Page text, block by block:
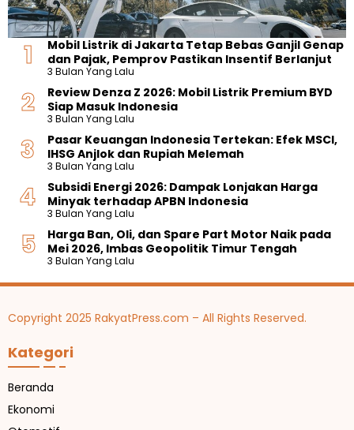
Mobil Listrik di Jakarta Tetap Bebas Ganjil Genap
dan Pajak, Pemprov Pastikan Insentif Berlanjut
3 Bulan Yang Lalu
Review Denza Z 2026: Mobil Listrik Premium BYD
Siap Masuk Indonesia
3 Bulan Yang Lalu
Pasar Keuangan Indonesia Tertekan: Efek MSCI,
IHSG Anjlok dan Rupiah Melemah
3 Bulan Yang Lalu
Subsidi Energi 2026: Dampak Lonjakan Harga
Minyak terhadap APBN Indonesia
3 Bulan Yang Lalu
Harga Ban, Oli, dan Spare Part Motor Naik pada
Mei 2026, Imbas Geopolitik Timur Tengah
3 Bulan Yang Lalu
Copyright 2025 RakyatPress.com – All Rights Reserved.
Kategori
Beranda
Ekonomi